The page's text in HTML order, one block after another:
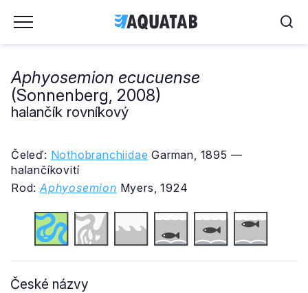
Aphyosemion ecucuense
(Sonnenberg, 2008)
halančík rovníkový
Čeleď: Nothobranchiidae Garman, 1895 —
halančíkovití
Rod: Aphyosemion Myers, 1924
České názvy